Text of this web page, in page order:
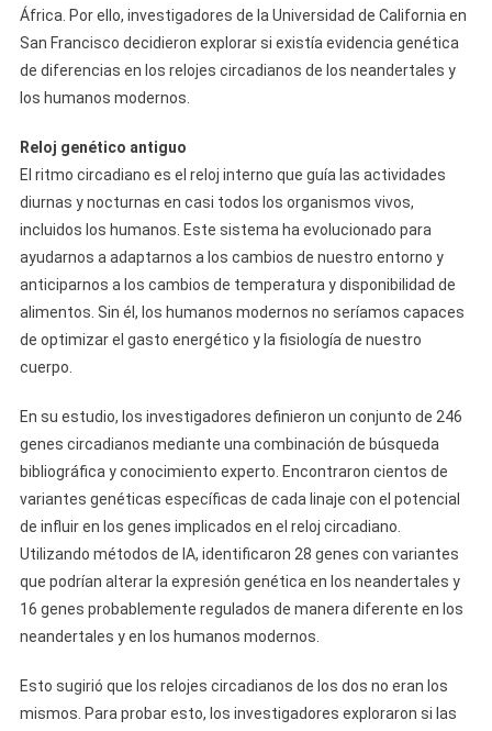
África. Por ello, investigadores de la Universidad de California en
San Francisco decidieron explorar si existía evidencia genética
de diferencias en los relojes circadianos de los neandertales y
los humanos modernos.
Reloj genético antiguo
El ritmo circadiano es el reloj interno que guía las actividades
diurnas y nocturnas en casi todos los organismos vivos,
incluidos los humanos. Este sistema ha evolucionado para
ayudarnos a adaptarnos a los cambios de nuestro entorno y
anticiparnos a los cambios de temperatura y disponibilidad de
alimentos. Sin él, los humanos modernos no seríamos capaces
de optimizar el gasto energético y la fisiología de nuestro
cuerpo.
En su estudio, los investigadores definieron un conjunto de 246
genes circadianos mediante una combinación de búsqueda
bibliográfica y conocimiento experto. Encontraron cientos de
variantes genéticas específicas de cada linaje con el potencial
de influir en los genes implicados en el reloj circadiano.
Utilizando métodos de IA, identificaron 28 genes con variantes
que podrían alterar la expresión genética en los neandertales y
16 genes probablemente regulados de manera diferente en los
neandertales y en los humanos modernos.
Esto sugirió que los relojes circadianos de los dos no eran los
mismos. Para probar esto, los investigadores exploraron si las